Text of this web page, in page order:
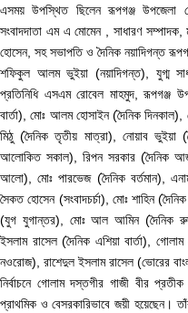
এসময় উপস্থিত ছিলেন রূপগঞ্জ উপজেলা
সংবাদদাতা এম এ মোমেন , সাধারণ সম্পাদক,
হোসেন, সহ সভাপতি ও দৈনিক নয়াদিগন্ত
শফিকুল আলম ভুইয়া (নয়াদিগন্ত), যুগ্ম
প্রতিনিধি এসএম রোবেল মাহমুদ, রূপগঞ্জ
বার্তা), মোঃ আলম হোসাইন (দৈনিক
মিঠু (দৈনিক তৃতীয় মাত্রা), নোয়াব
আলোকিত সকাল), রিপন সরকার (দৈনিক
আলো), মোঃ পারভেজ (দৈনিক বর্তমান),
সৈকত হোসেন (সংবাদচর্চা), মোঃ শাহিন
(যুগ যুগান্তর), মোঃ আল আমিন (দৈনিক
ইসলাম রাসেল (দৈনিক এশিয়া বার্তা),
নওরোজ), রাশেদুল ইসলাম রাসেল (ভোরের
নির্বাচনে গোলাম দস্তগীর গাজী বীর
প্রাথমিক ও বেসরকারিভাবে জয়ী হয়েছেন।